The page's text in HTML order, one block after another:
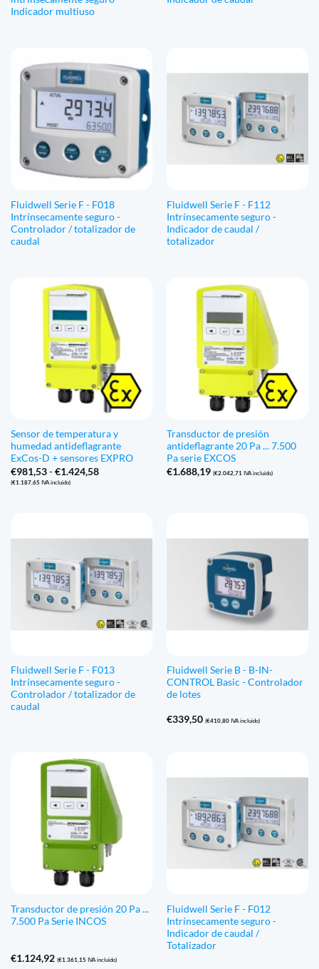
Indicador multiuso
Fluidwell Serie F - F018
Intrínsecamente seguro -
Controlador / totalizador de
caudal
Fluidwell Serie F - F112
Intrínsecamente seguro -
Indicador de caudal /
totalizador
Sensor de temperatura y
humedad antideflagrante
ExCos-D + sensores EXPRO
€981,53 - €1.424,58Gama
(€1.187,65 IVA incluido)
Transductor de presión
antideflagrante 20 Pa ... 7.500
Pa serie EXCOS
€1.688,19 (€2.042,71 IVA incluido)
Fluidwell Serie F - F013
Intrínsecamente seguro -
Controlador / totalizador de
caudal
Fluidwell Serie B - B-IN-
CONTROL Basic - Controlador
de lotes
€339,50 (€410,80IVA incluido)
Transductor de presión 20 Pa ...
7.500 Pa Serie INCOS
€1.124,92 (€1.361,15 IVA incluido)
Fluidwell Serie F - F012
Intrínsecamente seguro -
Indicador de caudal /
Totalizador